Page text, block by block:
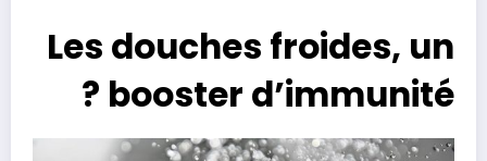
Les douches froides, un
booster d’immunité ?